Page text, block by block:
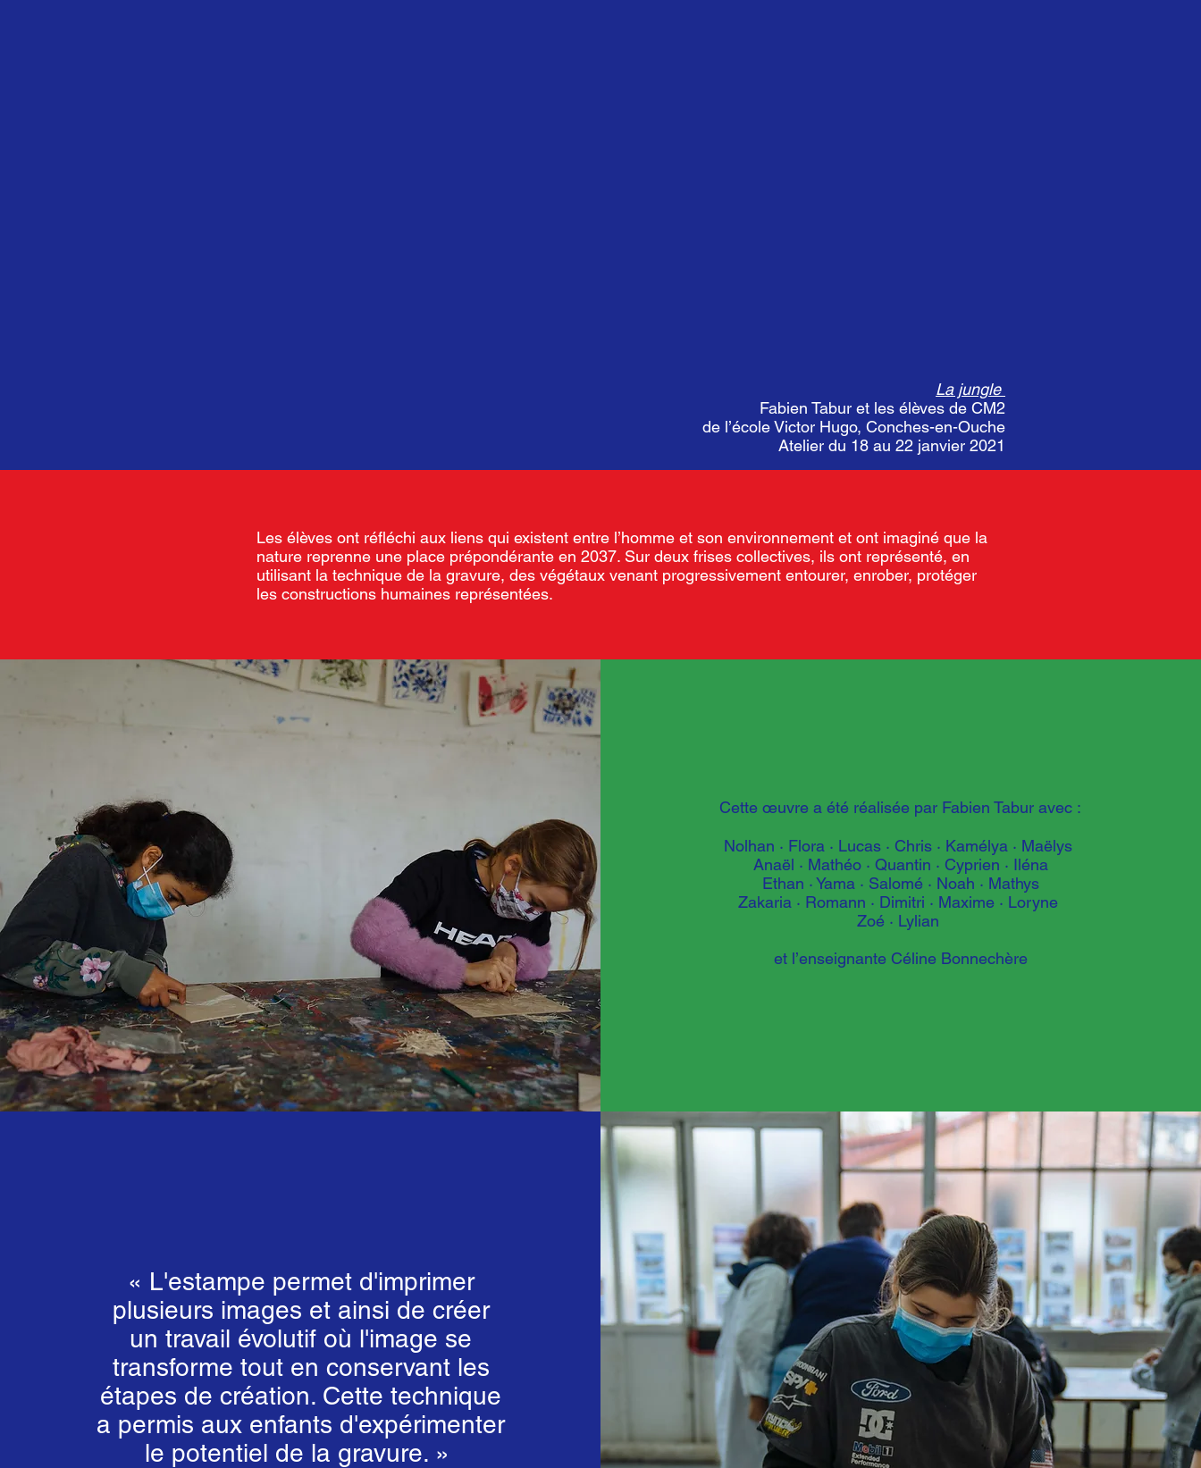
La jungle
Fabien Tabur et les élèves de CM2
de l’école Victor Hugo, Conches-en-Ouche
Atelier du 18 au 22 janvier 2021
Les élèves ont réfléchi aux liens qui existent entre l’homme et son environnement et ont imaginé que la
nature reprenne une place prépondérante en 2037. Sur deux frises collectives, ils ont représenté, en
utilisant la technique de la gravure, des végétaux venant progressivement entourer, enrober, protéger
les constructions humaines représentées.
Cette œuvre a été réalisée par Fabien Tabur avec :
Nolhan · Flora · Lucas · Chris · Kamélya · Maëlys
Anaël · Mathéo · Quantin · Cyprien · Iléna
Ethan ·Yama · Salomé · Noah · Mathys
Zakaria · Romann · Dimitri · Maxime · Loryne
Zoé · Lylian
et l’enseignante Céline Bonnechère
« L'estampe permet d'imprimer
plusieurs images et ainsi de créer
un travail évolutif où l'image se
transforme tout en conservant les
étapes de création. Cette technique
a permis aux enfants d'expérimenter
le potentiel de la gravure. »